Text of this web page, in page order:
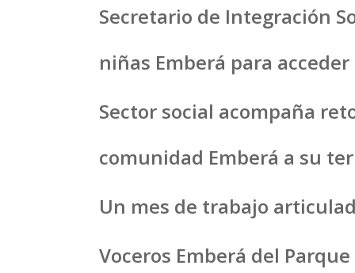
Secretario de Integración
niñas Emberá para
Sector social acompaña
comunidad Emberá a su
Un mes de trabajo
Voceros Emberá del